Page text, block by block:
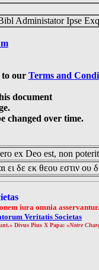
Administator Ipse
to our Terms and
document
changed over time.
ex Deo est, non
δε εκ θεου εστιν ου
iura omnia asservantur.
Veritatis Societas
Divus Pius X Papa: «Notre